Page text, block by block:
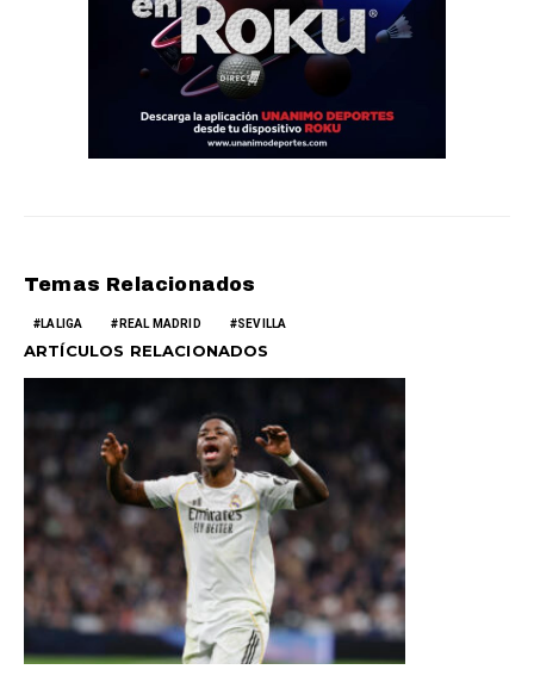
Temas Relacionados
LALIGA REAL MADRID SEVILLA
ARTÍCULOS RELACIONADOS